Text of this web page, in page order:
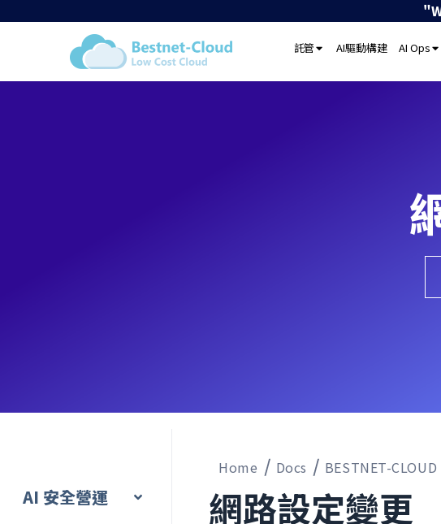
託管 AI驅動構建 AI Ops
AI 安全營運
Home Docs BESTNET-CLOUD
網路設定變更